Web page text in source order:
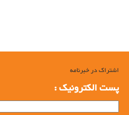
اشتراک در خبرنامه
پست الکترونیک :